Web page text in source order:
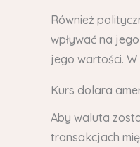
Również
wpływać na
jego wartości.
Kurs dolara
Aby waluta
transakcjach